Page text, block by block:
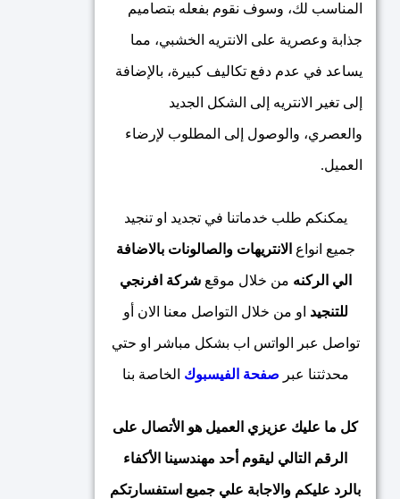
المناسب لك، وسوف نقوم بفعله بتصاميم
جذابة وعصرية على الانتريه الخشبي، مما
يساعد في عدم دفع تكاليف كبيرة، بالإضافة
إلى تغير الانتريه إلى الشكل الجديد
والعصري، والوصول إلى المطلوب لإرضاء
العميل.
يمكنكم طلب خدماتنا في تجديد او تنجيد
جميع انواع الانتريهات والصالونات بالاضافة
الي الركنه من خلال موقعشركة افرنجي
للتنجيد او من خلال التواصل معنا الان أو
تواصل عبر الواتس اب بشكل مباشر او حتي
محدثتنا عبر صفحة الفيسبوك الخاصة بنا
كل ما عليك عزيزي العميل هو الأتصال على
الرقم التالي ليقوم أحد مهندسينا الأكفاء
بالرد عليكم والاجابة علي جميع استفسارتكم